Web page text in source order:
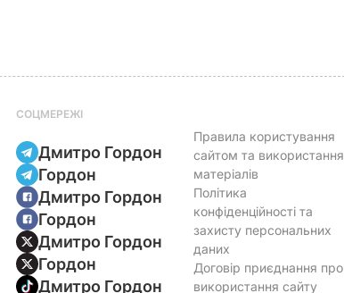
СОЦМЕРЕЖІ
Дмитро Гордон
Гордон
Дмитро Гордон
Гордон
Дмитро Гордон
Гордон
Дмитро Гордон
Правила користування
сайтом та використання
матеріалів
Політика
конфіденційності та
захисту персональних
даних
Договір приєднання про
використання сайту